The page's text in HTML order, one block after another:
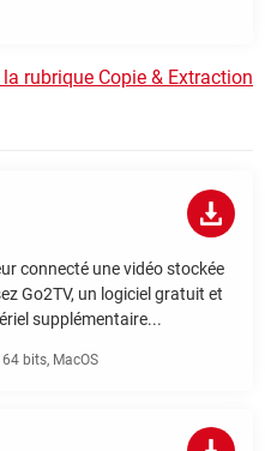
rubrique Copie & Extraction
connecté une vidéo stockée
Go2TV, un logiciel gratuit et
supplémentaire...
bits, MacOS